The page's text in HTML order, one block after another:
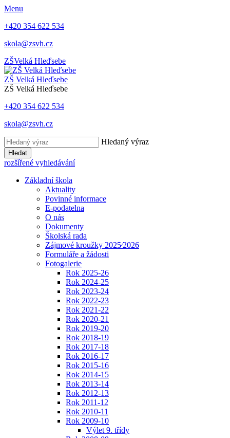
Menu
+420 354 622 534
skola@zsvh.cz
ZŠVelká Hleďsebe
ZŠ Velká Hleďsebe
ZŠ Velká Hleďsebe
+420 354 622 534
skola@zsvh.cz
Hledaný výraz
Hledat
rozšířené vyhledávání
Základní škola
Aktuality
Povinné informace
E-podatelna
O nás
Dokumenty
Školská rada
Zájmové kroužky 2025⁄2026
Formuláře a žádosti
Fotogalerie
Rok 2025-26
Rok 2024-25
Rok 2023-24
Rok 2022-23
Rok 2021-22
Rok 2020-21
Rok 2019-20
Rok 2018-19
Rok 2017-18
Rok 2016-17
Rok 2015-16
Rok 2014-15
Rok 2013-14
Rok 2012-13
Rok 2011-12
Rok 2010-11
Rok 2009-10
Výlet 9. třídy